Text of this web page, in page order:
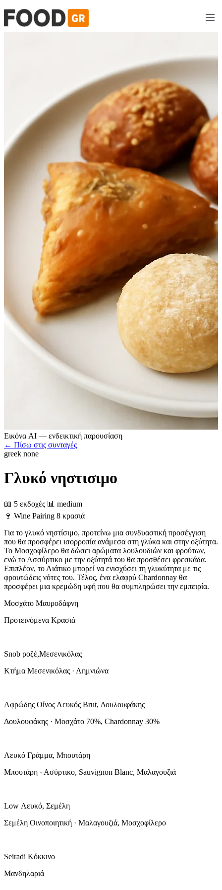
Εικόνα AI — ενδεικτική παρουσίαση
← Πίσω στις συνταγές
greek none
Γλυκό νηστισιμο
📖 5 εκδοχές 📊 medium
🍷 Wine Pairing 8 κρασιά
Για το γλυκό νηστίσιμο, προτείνω μια συνδυαστική προσέγγιση
που θα προσφέρει ισορροπία ανάμεσα στη γλύκα και στην οξύτητα.
Το Μοσχοφίλερο θα δώσει αρώματα λουλουδιών και φρούτων,
ενώ το Ασσύρτικο με την οξύτητά του θα προσθέσει φρεσκάδα.
Επιπλέον, το Λιάτικο μπορεί να ενισχύσει τη γλυκύτητα με τις
φρουτώδεις νότες του. Τέλος, ένα ελαφρύ Chardonnay θα
προσφέρει μια κρεμώδη υφή που θα συμπληρώσει την εμπειρία.
Μοσχάτο Μαυροδάφνη
Προτεινόμενα Κρασιά
Snob ροζέ,Μεσενικόλας
Κτήμα Μεσενικόλας · Λημνιώνα
Αφρώδης Οίνος Λευκός Brut, Δουλουφάκης
Δουλουφάκης · Μοσχάτο 70%, Chardonnay 30%
Λευκό Γράμμα, Μπουτάρη
Μπουτάρη · Ασύρτικο, Sauvignon Blanc, Μαλαγουζιά
Low Λευκό, Σεμέλη
Σεμέλη Οινοποιητική · Μαλαγουζιά, Μοσχοφίλερο
Seiradi Κόκκινο
Μανδηλαριά